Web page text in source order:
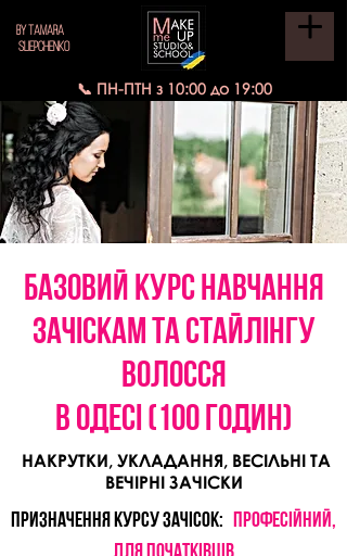
BY TAMARA
SLIEPCHENKO
📞 ПН-ПТН з 10:00 до 19:00
базовий Курс навчання
ЗАЧІСКАМ ТА СТАЙЛІНГУ
волосся
в ОДЕСІ (100 годин)
НАКРУТКИ, УКЛАДАННЯ, ВЕСІЛЬНІ ТА
ВЕЧІРНІ ЗАЧІСКИ
Призначення курсу ЗАЧІСОК: ПРОФЕСІЙНИЙ,
для ПОЧАТКІВЦІВ